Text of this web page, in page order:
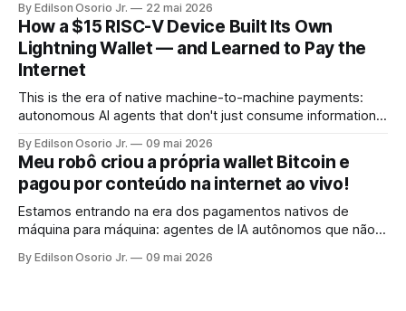
By Edilson Osorio Jr. 22 mai 2026
How a $15 RISC-V Device Built Its Own
Lightning Wallet — and Learned to Pay the
Internet
This is the era of native machine-to-machine payments:
autonomous AI agents that don't just consume information,
the internet's own protocol.
By Edilson Osorio Jr. 09 mai 2026
Meu robô criou a própria wallet Bitcoin e
pagou por conteúdo na internet ao vivo!
Estamos entrando na era dos pagamentos nativos de
máquina para máquina: agentes de IA autônomos que não
sem intervenção humana, usando o próprio protocolo da
By Edilson Osorio Jr. 09 mai 2026